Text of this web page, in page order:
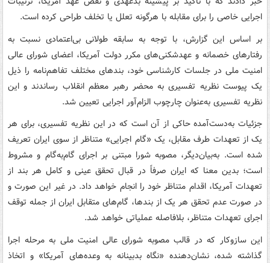
اجرایی خاصی را برای مقابله با هرگونه تعلل یا تخلف طراحی کرده است.
بر اساس این گزارش، با توجه به سابقه طولانی بی‌اعتمادی نسبت به
رفتارهای خصمانه و عهدشکنی‌های مکرر دولت آمریکا، اعضای شورای عالی
امنیت ملی در جلسات کارشناسی خود، بندهای مختلف تفاهم‌نامه را ذیل
یک پیوست نظریه تفسیری به محضر رهبر معظم انقلاب رساندند و این
نظریه تفسیری به‌عنوان چارچوب الزام‌آور اجرایی تعیین شد.
جزئیات به‌دست‌آمده حاکی از آن است که در این نظریه تفسیری، برای هر
یک از تعهدات طرف مقابل، یک «گام اجرایی» متناظر از سوی ایران تعریف
شده است. به‌بیان‌دیگر، مصوبه شورا مبتنی بر اجرای گام‌به‌گام و مشروط
است؛ بدین معنا که ایران صرفاً در قبال تحقق عینی و کامل هر بند از
تعهدات آمریکا، اقدام متناظر خود را انجام خواهد داد. در غیر این صورت و
در صورت عدم تحقق هر یک از بندها، گام‌های متقابل ایران از جمله توقف
اجرای تعهدات متناظر، بلافاصله عملیاتی خواهد شد.
این سازوکار که در قالب مصوبه شورای عالی امنیت ملی به مرحله اجرا
گذاشته شده، نشان‌دهنده «نگاه بدبینانه به وعده‌های آمریکا» و اتخاذ